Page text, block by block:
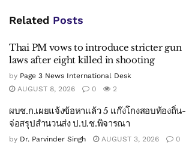
Related Posts
Thai PM vows to introduce stricter gun
laws after eight killed in shooting
by Page 3 News International Desk
AUGUST 8, 2026
0 2
ผบช.ก.เผยแจ้งข้อหาแล้ว 5 แก๊งโกงสอบท้องถิ่น-
จ่อสรุปสำนวนส่ง ป.ป.ช.พิจารณา
by Dr. Parvinder Singh AUGUST 3, 2026
0